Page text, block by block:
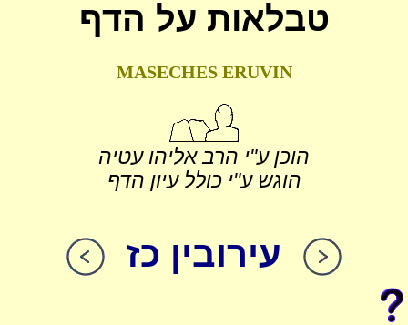
טבלאות על הדף
MASECHES ERUVIN
הוכן ע"י הרב אליהו עטיה
הוגש ע"י כולל עיון הדף
עירובין כז